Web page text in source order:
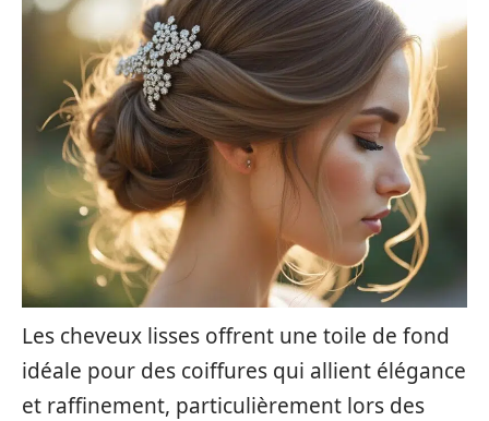
Les cheveux lisses offrent une toile de fond
idéale pour des coiffures qui allient élégance
et raffinement, particulièrement lors des